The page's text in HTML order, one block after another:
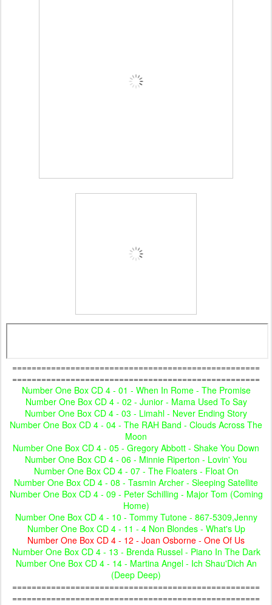
===================================================
===================================================
Number One Box CD 4 - 01 - When In Rome - The Promise
Number One Box CD 4 - 02 - Junior - Mama Used To Say
Number One Box CD 4 - 03 - Limahl - Never Ending Story
Number One Box CD 4 - 04 - The RAH Band - Clouds Across The
Moon
Number One Box CD 4 - 05 - Gregory Abbott - Shake You Down
Number One Box CD 4 - 06 - Minnie Riperton - Lovin' You
Number One Box CD 4 - 07 - The Floaters - Float On
Number One Box CD 4 - 08 - Tasmin Archer - Sleeping Satellite
Number One Box CD 4 - 09 - Peter Schilling - Major Tom (Coming
Home)
Number One Box CD 4 - 10 - Tommy Tutone - 867-5309,Jenny
Number One Box CD 4 - 11 - 4 Non Blondes - What's Up
Number One Box CD 4 - 12 - Joan Osborne - One Of Us
Number One Box CD 4 - 13 - Brenda Russel - Piano In The Dark
Number One Box CD 4 - 14 - Martina Angel - Ich Shau'Dich An
(Deep Deep)
===================================================
===================================================